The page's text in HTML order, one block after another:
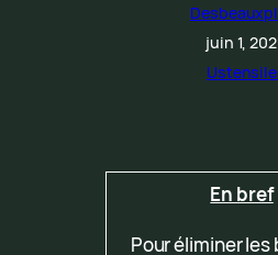
juin 1,
En bref
Pour éliminer